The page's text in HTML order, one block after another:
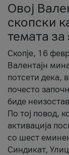
Овој
скопски
темата
Скопје, 16
Валентајн
потсети дека,
почесто
биде
По тој повод,
активација
со шест
Синдикат,